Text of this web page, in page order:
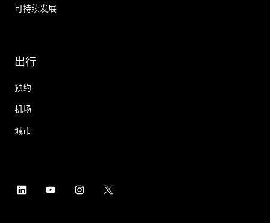
可持续发展
出行
预约
机场
城市